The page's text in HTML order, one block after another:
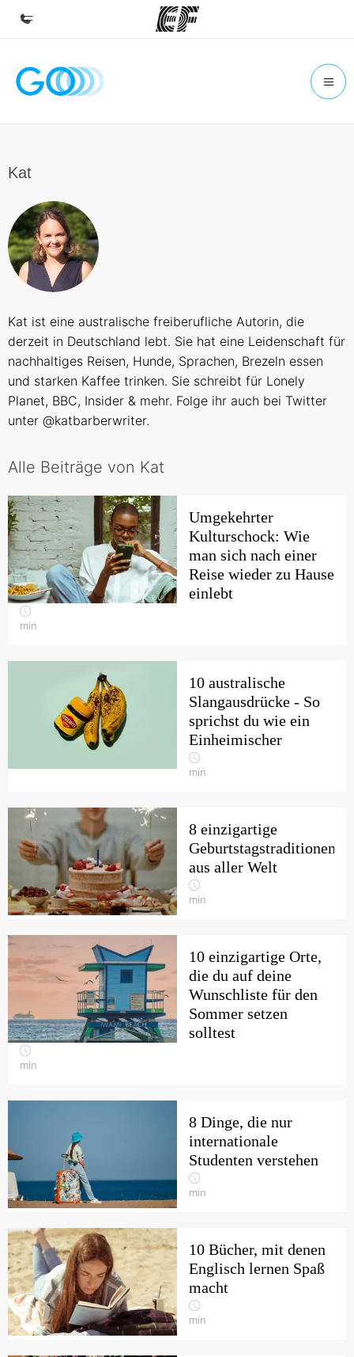
Home
Büros in der Nähe
Über uns
Wer wir sind
Kat
Kat ist eine australische freiberufliche Autorin, die
derzeit in Deutschland lebt. Sie hat eine Leidenschaft für
nachhaltiges Reisen, Hunde, Sprachen, Brezeln essen
und starken Kaffee trinken. Sie schreibt für Lonely
Planet, BBC, Insider & mehr. Folge ihr auch bei Twitter
unter @katbarberwriter.
Alle Beiträge von Kat
Umgekehrter
Kulturschock: Wie
man sich nach einer
Reise wieder zu Hause
einlebt
min
10 australische
Slangausdrücke - So
sprichst du wie ein
Einheimischer
min
8 einzigartige
Geburtstagstraditionen
aus aller Welt
min
10 einzigartige Orte,
die du auf deine
Wunschliste für den
Sommer setzen
solltest
min
8 Dinge, die nur
internationale
Studenten verstehen
min
10 Bücher, mit denen
Englisch lernen Spaß
macht
min